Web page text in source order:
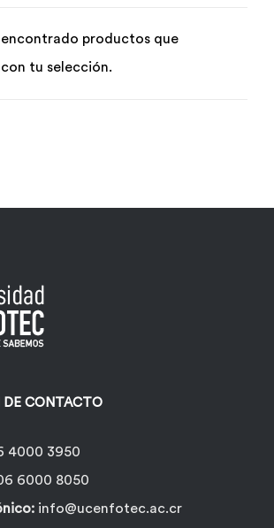
encontrado productos que
tu selección.
DE CONTACTO
4000 3950
6000 8050
info@ucenfotec.ac.cr